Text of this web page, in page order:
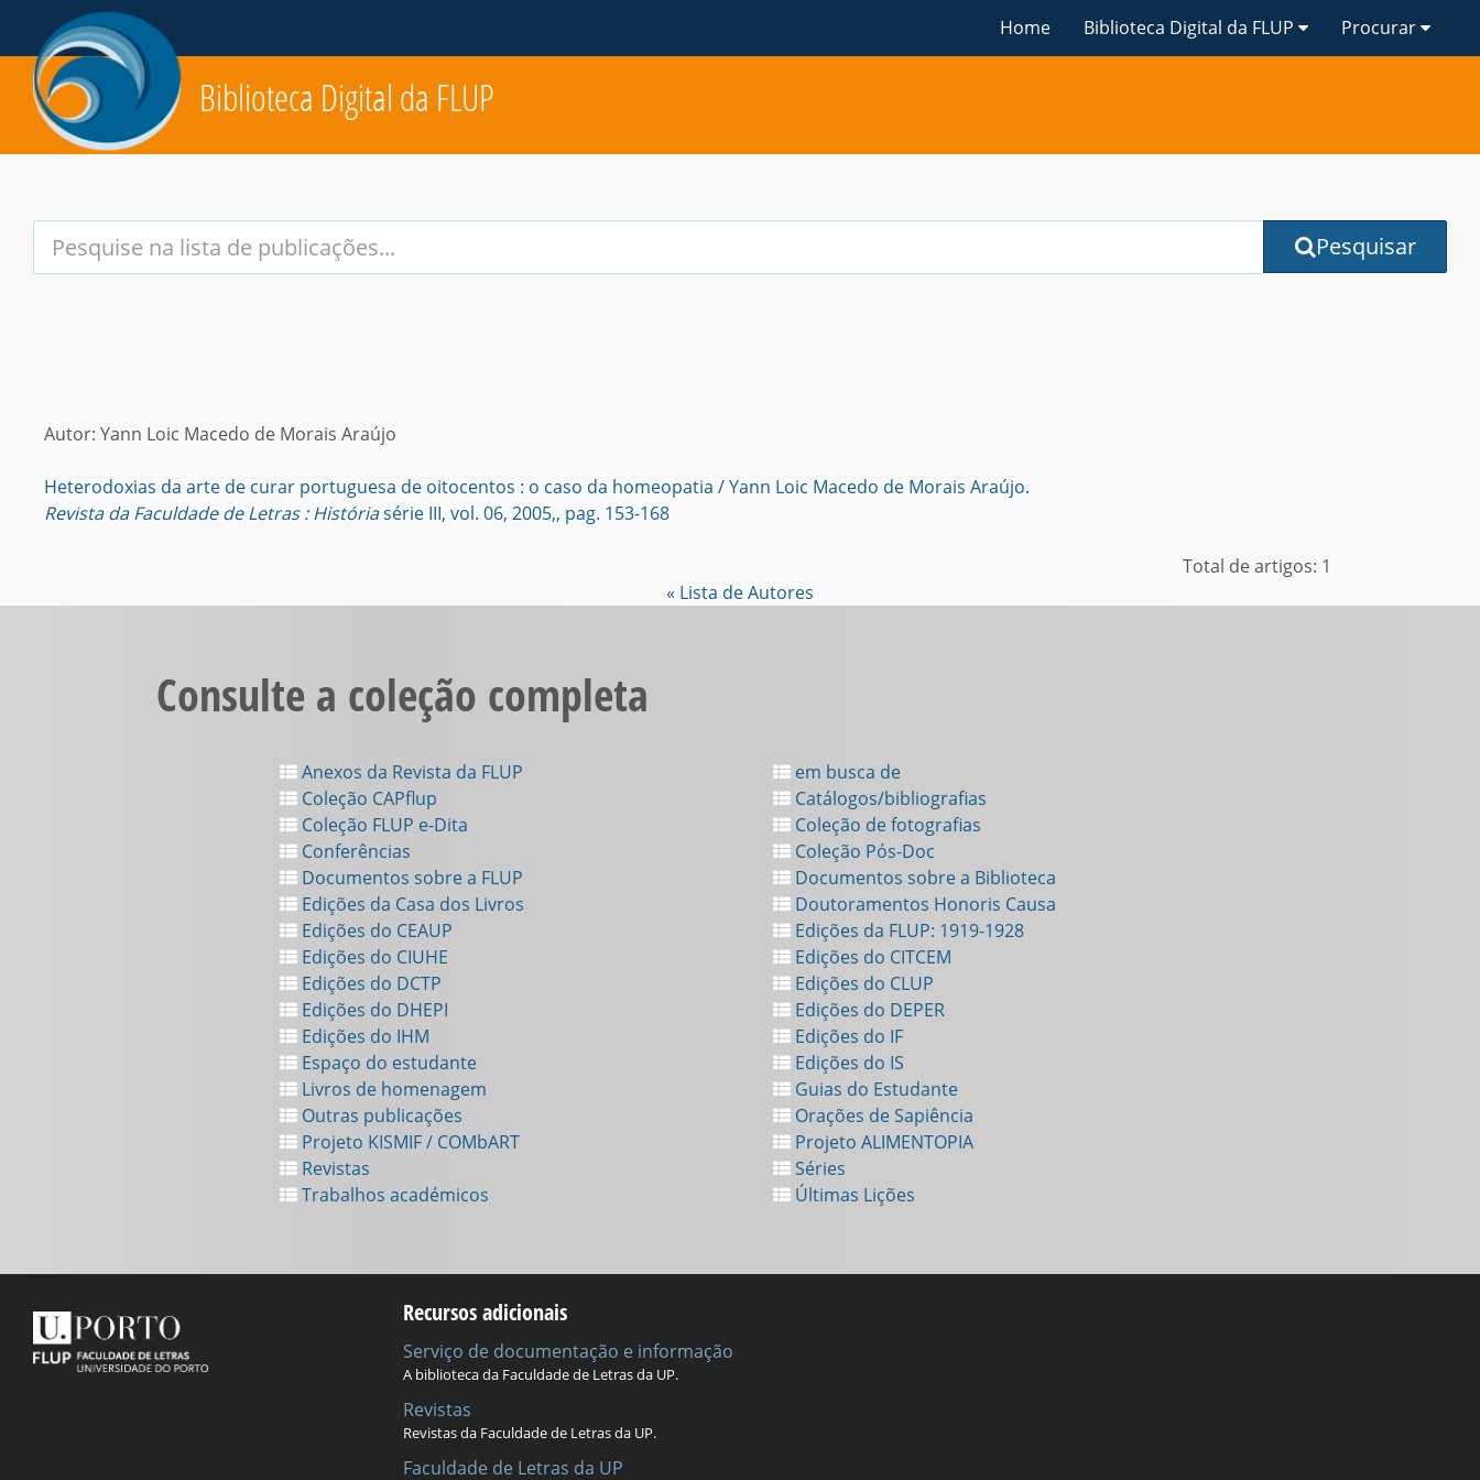
Home Biblioteca Digital da FLUP Procurar
Biblioteca Digital da FLUP
Search
Terms:
Pesquisar
Autor: Yann Loic Macedo de Morais Araújo
Heterodoxias da arte de curar portuguesa de oitocentos : o caso da homeopatia / Yann Loic Macedo de Morais Araújo.
Revista da Faculdade de Letras : Históriasérie III, vol. 06, 2005,, pag. 153-168
Total de artigos: 1
« Lista de Autores
Consulte a coleção completa
Anexos da Revista da FLUP
Coleção CAPflup
Coleção FLUP e-Dita
Conferências
Documentos sobre a FLUP
Edições da Casa dos Livros
Edições do CEAUP
Edições do CIUHE
Edições do DCTP
Edições do DHEPI
Edições do IHM
Espaço do estudante
Livros de homenagem
Outras publicações
Projeto KISMIF / COMbART
Revistas
Trabalhos académicos
em busca de
Catálogos/bibliografias
Coleção de fotografias
Coleção Pós-Doc
Documentos sobre a Biblioteca
Doutoramentos Honoris Causa
Edições da FLUP: 1919-1928
Edições do CITCEM
Edições do CLUP
Edições do DEPER
Edições do IF
Edições do IS
Guias do Estudante
Orações de Sapiência
Projeto ALIMENTOPIA
Séries
Últimas Lições
Recursos adicionais
Serviço de documentação e informação
A biblioteca da Faculdade de Letras da UP.
Revistas
Revistas da Faculdade de Letras da UP.
Faculdade de Letras da UP